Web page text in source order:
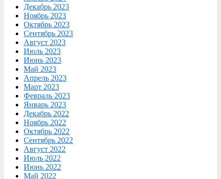
Декабрь 2023
Ноябрь 2023
Октябрь 2023
Сентябрь 2023
Август 2023
Июль 2023
Июнь 2023
Май 2023
Апрель 2023
Март 2023
Февраль 2023
Январь 2023
Декабрь 2022
Ноябрь 2022
Октябрь 2022
Сентябрь 2022
Август 2022
Июль 2022
Июнь 2022
Май 2022